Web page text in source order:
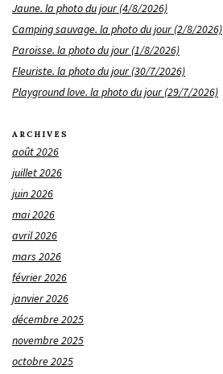
Jaune. la photo du jour (4/8/2026)
Camping sauvage. la photo du jour (2/8/2026)
Paroisse. la photo du jour (1/8/2026)
Fleuriste. la photo du jour (30/7/2026)
Playground love. la photo du jour (29/7/2026)
ARCHIVES
août 2026
juillet 2026
juin 2026
mai 2026
avril 2026
mars 2026
février 2026
janvier 2026
décembre 2025
novembre 2025
octobre 2025